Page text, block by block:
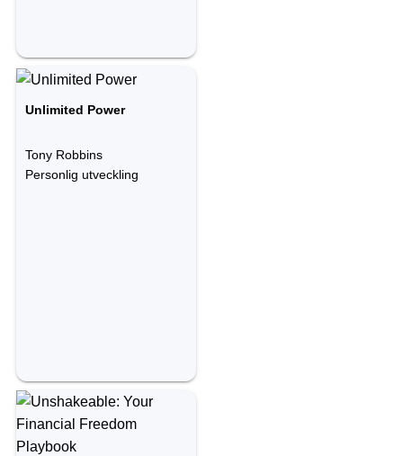
Unlimited Power
Tony Robbins
Personlig utveckling